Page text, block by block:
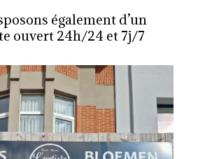
également d’un
ouvert 24h/24 et 7j/7